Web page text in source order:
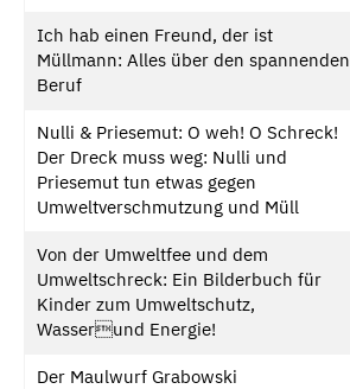
Ich hab einen Freund, der ist
Müllmann: Alles über den spannenden
Beruf
Nulli & Priesemut: O weh! O Schreck!
Der Dreck muss weg: Nulli und
Priesemut tun etwas gegen
Umweltverschmutzung und Müll
Von der Umweltfee und dem
Umweltschreck: Ein Bilderbuch für
Kinder zum Umweltschutz,
Wasserund Energie!
Der Maulwurf Grabowski